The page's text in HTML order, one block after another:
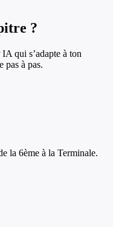
?
qui s’adapte à ton
pas à pas.
la 6ème à la Terminale.